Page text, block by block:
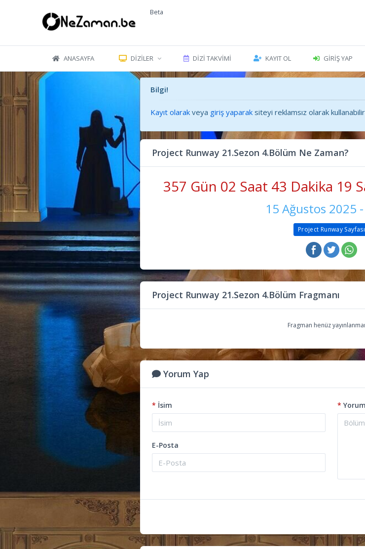
Beta
ANASAYFA DIZILER DIZI TAKVIMI KAYIT OL GIRIŞ YAP
Bilgi!
Kayıt olarak veya giriş yaparak siteyi reklamsız olarak
Project Runway 21.Sezon 4.Bölüm Ne Zaman?
357 Gün 02 Saat 43 Dakika 21
15 Ağustos 2025
Project Runway Sayfası
Project Runway 21.Sezon 4.Bölüm Fragmanı
Fragman henüz
Yorum Yap
* İsim
E-Posta
* Yorum